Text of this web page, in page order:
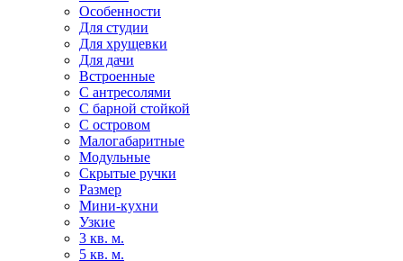
Особенности
Для студии
Для хрущевки
Для дачи
Встроенные
С антресолями
С барной стойкой
С островом
Малогабаритные
Модульные
Скрытые ручки
Размер
Мини-кухни
Узкие
3 кв. м.
5 кв. м.